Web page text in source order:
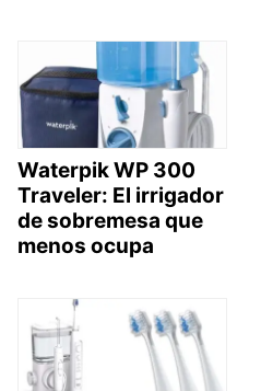
Waterpik WP 300
Traveler: El irrigador
de sobremesa que
menos ocupa